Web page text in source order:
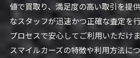
値で買取り、満足度の高い取引を提
なスタッフが迅速かつ正確な査定を
プロセスで安心してご利用いただけ
スマイルカーズの特徴や利用方法に